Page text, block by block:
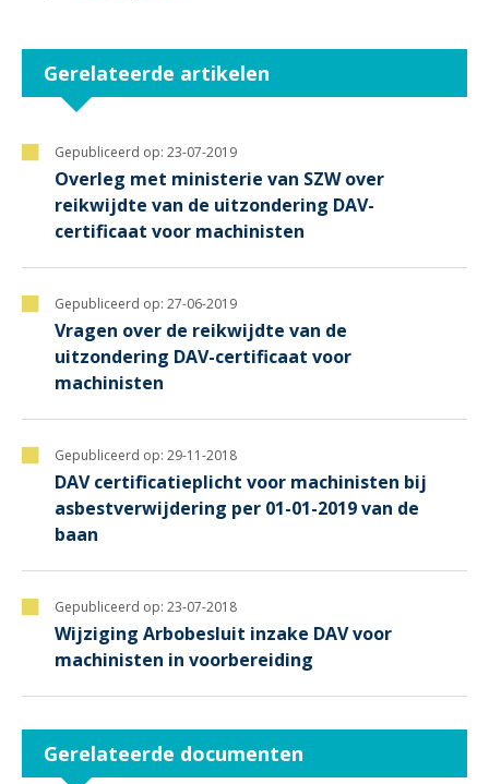
Gerelateerde artikelen
Gepubliceerd op: 23-07-2019
Overleg met ministerie van SZW over
reikwijdte van de uitzondering DAV-
certificaat voor machinisten
Gepubliceerd op: 27-06-2019
Vragen over de reikwijdte van de
uitzondering DAV-certificaat voor
machinisten
Gepubliceerd op: 29-11-2018
DAV certificatieplicht voor machinisten bij
asbestverwijdering per 01-01-2019 van de
baan
Gepubliceerd op: 23-07-2018
Wijziging Arbobesluit inzake DAV voor
machinisten in voorbereiding
Gerelateerde documenten